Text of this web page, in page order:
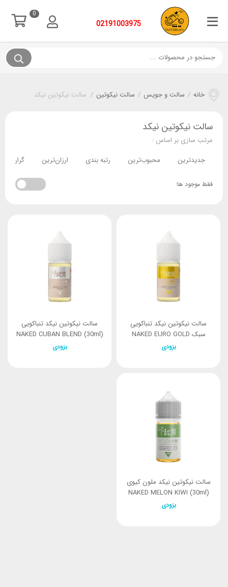
02191003975
0
خانه / سالت و جویس / سالت نیکوتین / سالت نیکوتین نیکد
سالت نیکوتین نیکد
مرتب سازی بر اساس :
جدیدترین
محبوب‌ترین رتبه بندی ارزان‌ترین
فقط موجود ها:
سالت نیکوتین نیکد تنباکویی
سبک NAKED EURO GOLD
(30ml)
بزودی
سالت نیکوتین نیکد تنباکویی
NAKED CUBAN BLEND (30ml)
بزودی
سالت نیکوتین نیکد ملون کیوی
NAKED MELON KIWI (30ml)
بزودی